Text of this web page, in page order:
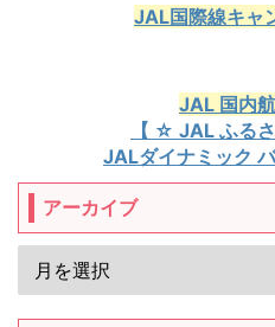
JAL国際線キャ
JAL 国内
【 ☆ JAL ふる
JALダイナミック
アーカイブ